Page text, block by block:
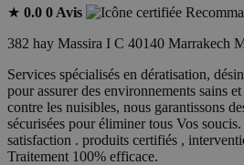
★ 0.0 0 Avis
382 hay Massira I C 40140 Marrakech
Services spécialisés en dératisation,
pour assurer des environnements sains
contre les nuisibles, nous garantissons
sécurisées pour éliminer tous Vos
satisfaction . produits certifiés ,
Traitement 100% efficace.